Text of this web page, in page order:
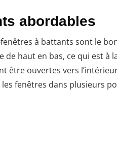
abordables
à battants sont le
haut en bas, ce qui est à
ouvertes vers
fenêtres dans plusieurs